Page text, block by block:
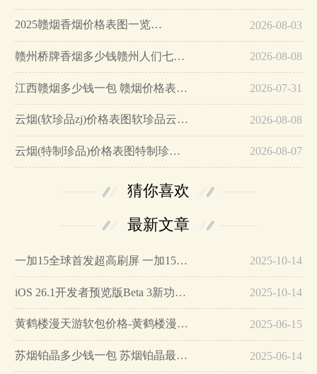
2025赣烟香烟价格表图一览… 2026-08-03
赣州桥牌香烟多少钱赣州人们七八十年代的回忆… 2026-08-08
江西赣烟多少钱一包 赣烟价格表和图片大全(6款)… 2026-07-31
云烟(软珍品zj)价格表图软珍品云烟多少钱… 2026-08-08
云烟(特制珍品)价格表图特制珍品云烟价格… 2026-08-07
猜你喜欢
最新文章
一加15全球首发超高刷屏 一加15参数详细配置… 2025-10-14
iOS 26.1开发者预览版Beta 3新功能详解… 2025-10-14
黄鹤楼漫天游软包价格-黄鹤楼漫天游软包多少钱一盒… 2025-06-15
苏烟铂晶多少钱一包 苏烟铂晶最新价格… 2025-06-14